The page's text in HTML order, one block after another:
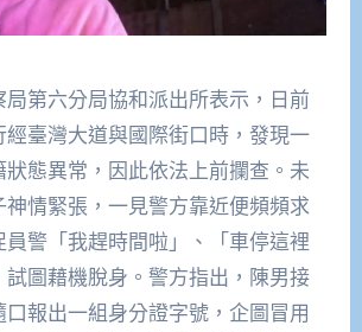
第六分局協和派出所表示，日前
臺灣大道與國際街口時，發現一
態異常，因此依法上前攔查。未
情緊張，一見警方靠近便頻頻求
警「我趕時間啦」、「車停這裡
試圖藉機脫身。警方指出，陳男接
報出一組身分證字號，企圖冒用